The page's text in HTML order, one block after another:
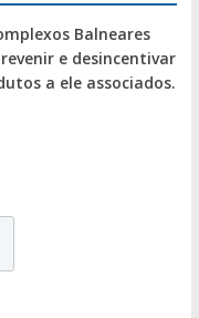
Balneares
e desincentivar
a ele associados.